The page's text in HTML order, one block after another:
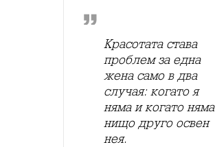
Красотата става
проблем за една
жена само в два
случая: когато я
няма и когато няма
нищо друго освен
нея.